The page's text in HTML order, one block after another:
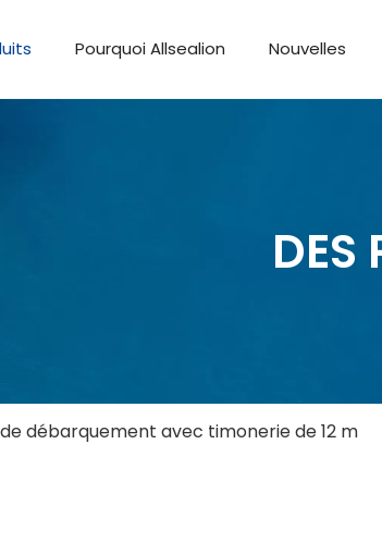
Pourquoi Allsealion Nouvelles
DES
débarquement avec timonerie de 12 m